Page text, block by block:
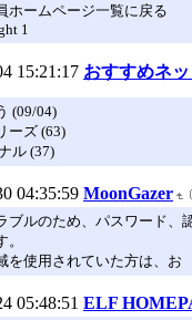
ホームページ一覧に戻る
1
15:21:17 おすすめネ
(09/04)
ーズ (63)
ル (37)
04:35:59 MoonGazer
ブルのため、パスワード、
を使用されていた方は、お
05:48:51 ELF